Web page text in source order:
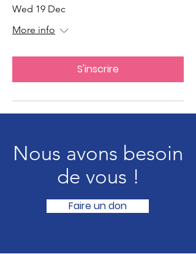
Wed 19 Dec
More info
S'inscrire
Nous avons besoin
de vous !
Faire un don